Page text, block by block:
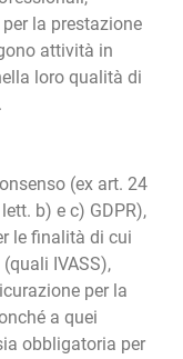
la prestazione
attività in
loro qualità di
(ex art. 24
b) e c) GDPR),
le finalità di cui
IVASS),
per la
a quei
obbligatoria per